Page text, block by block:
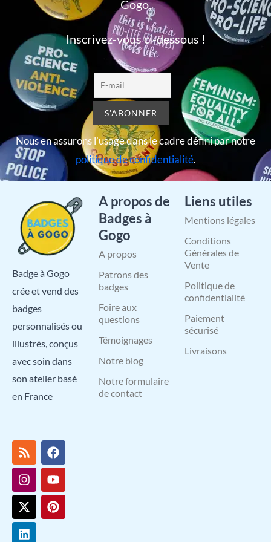
Gogo,
Inscrivez-vous ci-dessous !
Nous en assurons l’usage dans le cadre défini par notre
politique de confidentialité.
Badge à Gogo
crée et vend des
badges
personnalisés ou
illustrés, conçus
avec soin dans
son atelier basé
en France
R
s
s
F
a
c
e
b
o
o
I
n
s
t
a
g
r
a
Y
o
u
t
u
b
e
X
-
t
w
i
t
t
e
P
i
n
t
e
r
e
L
i
n
k
e
d
i
n
A propos de
Badges à
Gogo
A propos
Patrons des
badges
Foire aux
questions
Témoignages
Notre blog
Notre formulaire
de contact
Liens utiles
Mentions légales
Conditions
Générales de
Vente
Politique de
confidentialité
Paiement
sécurisé
Livraisons